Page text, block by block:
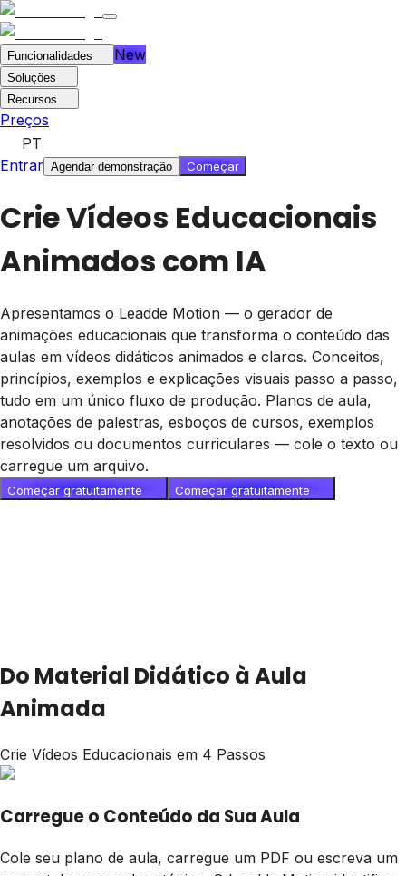
Funcionalidades New
Soluções
Recursos
Preços
PT
Entrar Agendar demonstração Começar
Crie Vídeos Educacionais
Animados com IA
Apresentamos o Leadde Motion — o gerador de
animações educacionais que transforma o conteúdo das
aulas em vídeos didáticos animados e claros. Conceitos,
princípios, exemplos e explicações visuais passo a passo,
tudo em um único fluxo de produção. Planos de aula,
anotações de palestras, esboços de cursos, exemplos
resolvidos ou documentos curriculares — cole o texto ou
carregue um arquivo.
Começar gratuitamente Começar gratuitamente
Do Material Didático à Aula
Animada
Crie Vídeos Educacionais em 4 Passos
Carregue o Conteúdo da Sua Aula
Cole seu plano de aula, carregue um PDF ou escreva um